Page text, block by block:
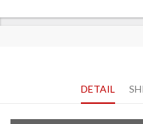
DETAIL